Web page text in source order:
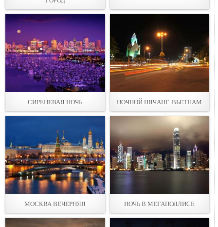
СИРЕНЕВАЯ НОЧЬ НОЧНОЙ НЯЧАНГ. ВЬЕТНАМ
МОСКВА ВЕЧЕРНЯЯ НОЧЬ В МЕГАПОЛЛИСЕ